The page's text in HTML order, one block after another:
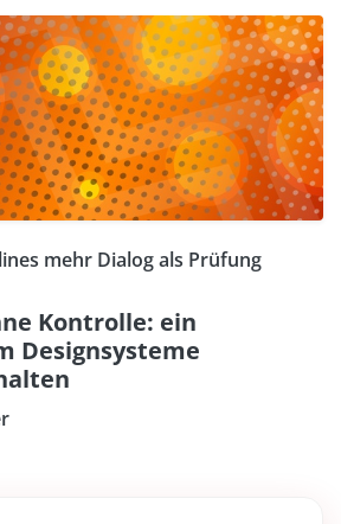
mehr Dialog als Prüfung
Kontrolle: ein
Designsysteme